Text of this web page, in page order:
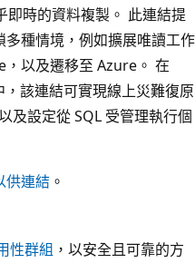
即時的資料複製。 此連結提
種情境，例如擴展唯讀工作
以及遷移至 Azure。 在
該連結可實現線上災難復原
及設定從 SQL 受管理執行個
供連結 。
性群組 ，以安全且可靠的方